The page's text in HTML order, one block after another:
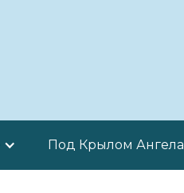
Под Крылом Ангела